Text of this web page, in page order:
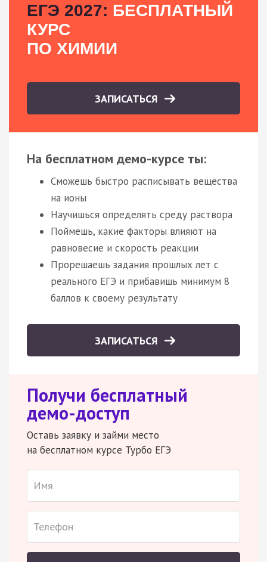
ЕГЭ 2027: БЕСПЛАТНЫЙ
КУРС
ПО ХИМИИ
ЗАПИСАТЬСЯ
На бесплатном демо-курсе ты:
Сможешь быстро расписывать вещества
на ионы
Научишься определять среду раствора
Поймешь, какие факторы влияют на
равновесие и скорость реакции
Прорешаешь задания прошлых лет с
реального ЕГЭ и прибавишь минимум 8
баллов к своему результату
ЗАПИСАТЬСЯ
Получи бесплатный
демо-доступ
Оставь заявку и займи место
на бесплатном курсе Турбо ЕГЭ